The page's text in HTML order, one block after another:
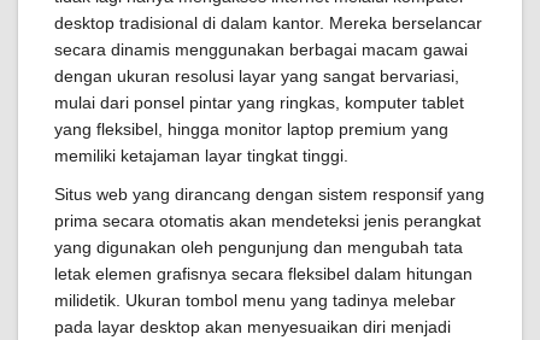
desktop tradisional di dalam kantor. Mereka berselancar
secara dinamis menggunakan berbagai macam gawai
dengan ukuran resolusi layar yang sangat bervariasi,
mulai dari ponsel pintar yang ringkas, komputer tablet
yang fleksibel, hingga monitor laptop premium yang
memiliki ketajaman layar tingkat tinggi.
Situs web yang dirancang dengan sistem responsif yang
prima secara otomatis akan mendeteksi jenis perangkat
yang digunakan oleh pengunjung dan mengubah tata
letak elemen grafisnya secara fleksibel dalam hitungan
milidetik. Ukuran tombol menu yang tadinya melebar
pada layar desktop akan menyesuaikan diri menjadi